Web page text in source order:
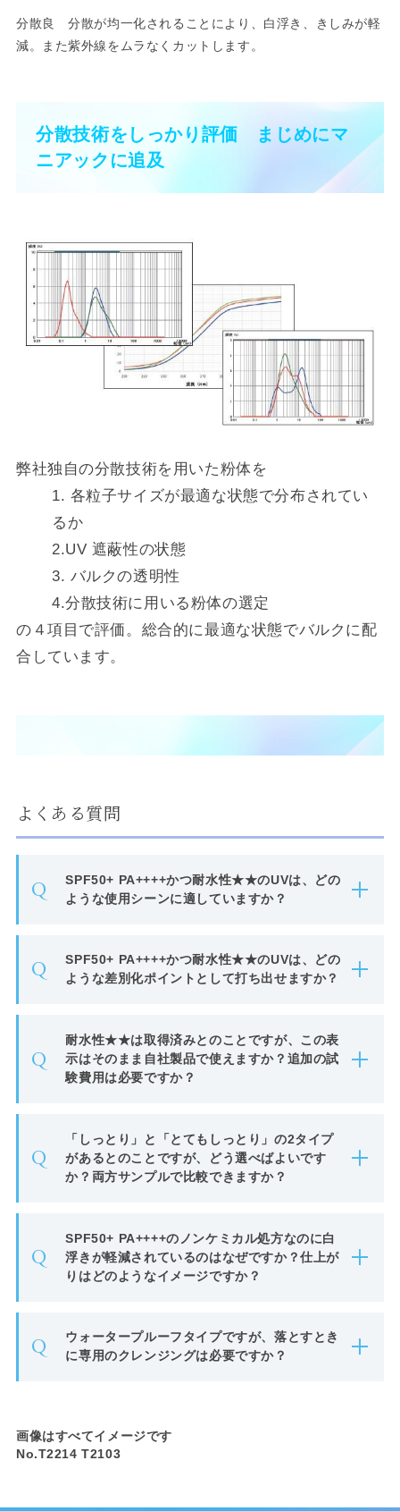
分散良 分散が均一化されることにより、白浮き、きしみが軽
減。また紫外線をムラなくカットします。
分散技術をしっかり評価 まじめにマ
ニアックに追及
弊社独自の分散技術を用いた粉体を
1. 各粒子サイズが最適な状態で分布されてい
るか
2.UV 遮蔽性の状態
3. バルクの透明性
4.分散技術に用いる粉体の選定
の４項目で評価。総合的に最適な状態でバルクに配
合しています。
よくある質問
Q
SPF50+ PA++++かつ耐水性★★のUVは、どの
ような使用シーンに適していますか？
Q
SPF50+ PA++++かつ耐水性★★のUVは、どの
ような差別化ポイントとして打ち出せますか？
Q
耐水性★★は取得済みとのことですが、この表
示はそのまま自社製品で使えますか？追加の試
験費用は必要ですか？
Q
「しっとり」と「とてもしっとり」の2タイプ
があるとのことですが、どう選べばよいです
か？両方サンプルで比較できますか？
Q
SPF50+ PA++++のノンケミカル処方なのに白
浮きが軽減されているのはなぜですか？仕上が
りはどのようなイメージですか？
Q
ウォータープルーフタイプですが、落とすとき
に専用のクレンジングは必要ですか？
画像はすべてイメージです
No.T2214 T2103